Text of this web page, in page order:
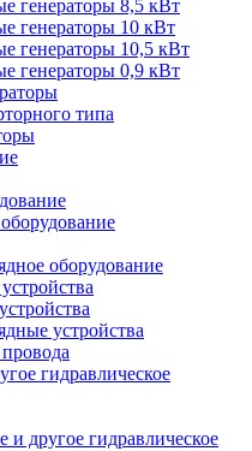
генераторы 8,5 кВт
генераторы 10 кВт
генераторы 10,5 кВт
генераторы 0,9 кВт
типа
оборудование
устройства
гидравлическое
и другое гидравлическое